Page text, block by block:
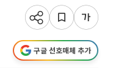
구글 선호매체 추가